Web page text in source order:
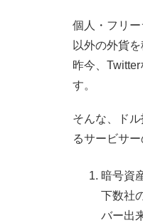
個人・フリ
以外の外貨
昨今、
す。
そんな、ド
るサービサ
暗号資
下数社
バー出